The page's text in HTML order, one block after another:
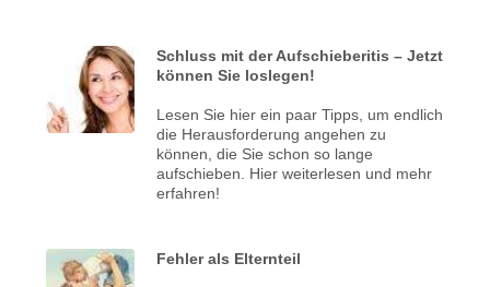
Schluss mit der Aufschieberitis – Jetzt
können Sie loslegen!
Lesen Sie hier ein paar Tipps, um endlich
die Herausforderung angehen zu
können, die Sie schon so lange
aufschieben. Hier weiterlesen und mehr
erfahren!
Fehler als Elternteil